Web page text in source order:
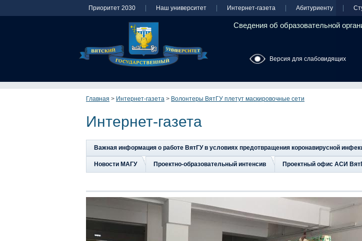
Приоритет 2030 Наш университет Интернет-газета Абитуриенту
Сведения об образовательной
Версия для слабовидящих
Главная > Интернет-газета > Волонтеры ВятГУ плетут маскировочные сети
Интернет-газета
Важная информация о работе ВятГУ в условиях предотвращения коронавирусной
Новости МАГУ Проектно-образовательный интенсив Проектный офис АСИ